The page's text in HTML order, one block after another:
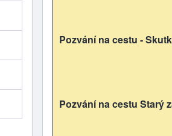
Pozvání na cestu -
Pozvání na cestu Starý